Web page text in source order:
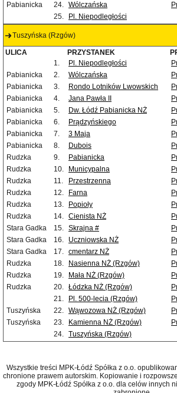
Pabianicka
24. Wólczańska
25.
Pl. Niepodległości
Tuszyńska (Rzgów)
ULICA PRZYSTANEK
1.
Pl. Niepodległości
Pabianicka
2. Wólczańska
Pabianicka
3. Rondo Lotników Lwowskich
Pabianicka
4. Jana Pawła II
Pabianicka
5. Dw. Łódź Pabianicka NŻ
Pabianicka
6. Prądzyńskiego
Pabianicka
7. 3 Maja
Pabianicka
8. Dubois
Rudzka
9. Pabianicka
Rudzka
10. Municypalna
Rudzka
11. Przestrzenna
Rudzka
12. Farna
Rudzka
13. Popioły
Rudzka
14. Cienista NŻ
Stara Gadka
15. Skrajna #
Stara Gadka
16. Uczniowska NŻ
Stara Gadka
17. cmentarz NŻ
Rudzka
18. Nasienna NŻ (Rzgów)
Rudzka
19. Mała NŻ (Rzgów)
Rudzka
20. Łódzka NŻ (Rzgów)
21.
Pl. 500-lecia (Rzgów)
Tuszyńska
22. Wąwozowa NŻ (Rzgów)
Tuszyńska
23. Kamienna NŻ (Rzgów)
24. Tuszyńska (Rzgów)
Wszystkie treści MPK-Łódź Spółka z o.o.
chronione prawem autorskim. Kopiowanie i
zgody MPK-Łódź Spółka z o.o. dla celów innych